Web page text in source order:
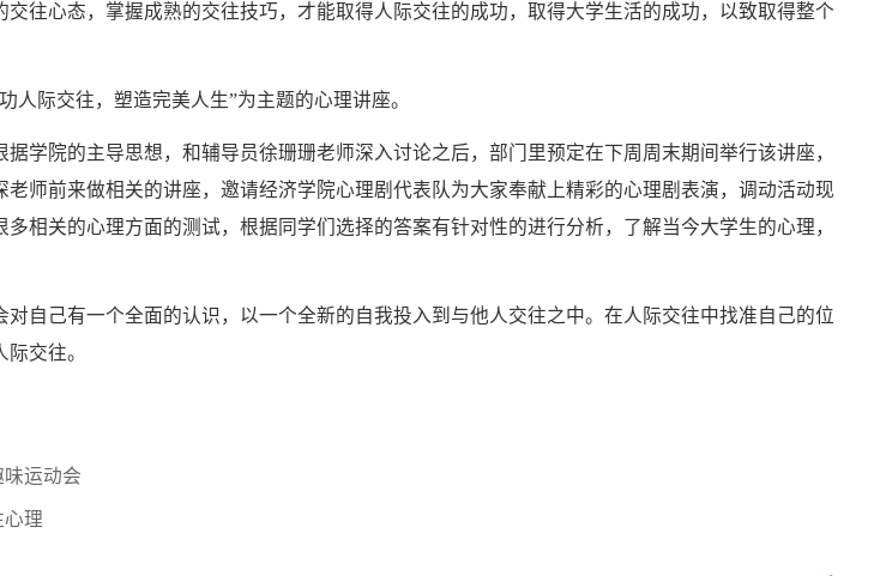
往心态，掌握成熟的交往技巧，才能取得人际交往的成功，取得大学生活的成功，以致取得整个
人际交往，塑造完美人生”为主题的心理讲座。
学院的主导思想，和辅导员徐珊珊老师深入讨论之后，部门里预定在下周周末期间举行该讲座，
师前来做相关的讲座，邀请经济学院心理剧代表队为大家奉献上精彩的心理剧表演，调动活动现
相关的心理方面的测试，根据同学们选择的答案有针对性的进行分析，了解当今大学生的心理，
自己有一个全面的认识，以一个全新的自我投入到与他人交往之中。在人际交往中找准自己的位
交往。
运动会
理